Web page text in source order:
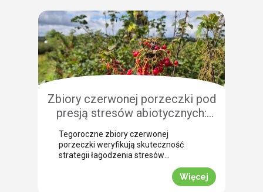
(województwo pomorskie). Na tej
podstawie podpowiada, dlaczego o
zabiegu dosuszania warto pomyśleć z
dużym wyprzedzeniem. Zobacz, jak
zaplanować skuteczne wygaszanie
wegetacji z użyciem preparatu MIZUKI.
Dlaczego […]
Zbiory czerwonej porzeczki pod
presją stresów abiotycznych:
ocena skuteczności
biostymulacji
Tegoroczne zbiory czerwonej
porzeczki weryfikują skuteczność
strategii łagodzenia stresów
temperatur oraz długotrwały deficyt
Więcej